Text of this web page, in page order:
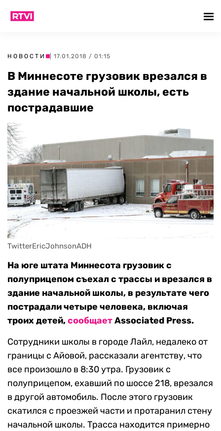
НОВОСТИ | 17.01.2018 / 01:15
В Миннесоте грузовик врезался в
здание начальной школы, есть
пострадавшие
TwitterEricJohnsonADH
На юге штата Миннесота грузовик с
полуприцепом съехал c трассы и врезался в
здание начальной школы, в результате чего
пострадали четыре человека, включая
троих детей,сообщаетAssociated Press.
Сотрудники школы в городе Лайл, недалеко от
границы с Айовой, рассказали агентству, что
все произошло в 8:30 утра. Грузовик с
полуприцепом, ехавший по шоссе 218, врезался
в другой автомобиль. После этого грузовик
скатился с проезжей части и протаранил стену
начальной школы. Трасса находится примерно